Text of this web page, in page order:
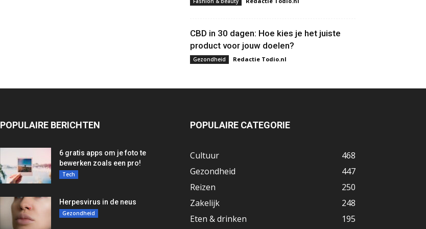
CBD in 30 dagen: Hoe kies je het juiste
product voor jouw doelen?
Gezondheid Redactie Todio.nl
POPULAIRE BERICHTEN
6 gratis apps om je foto te
bewerken zoals een pro!
Tech
Herpesvirus in de neus
Gezondheid
POPULAIRE CATEGORIE
Cultuur
468
Gezondheid
447
Reizen
250
Zakelijk
248
Eten & drinken
195